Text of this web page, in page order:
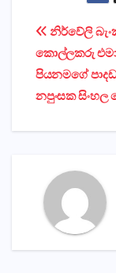
Post
නිර්වේලි
කොල්ලකරු
පියනමගේ
නපුංසක සිංහල